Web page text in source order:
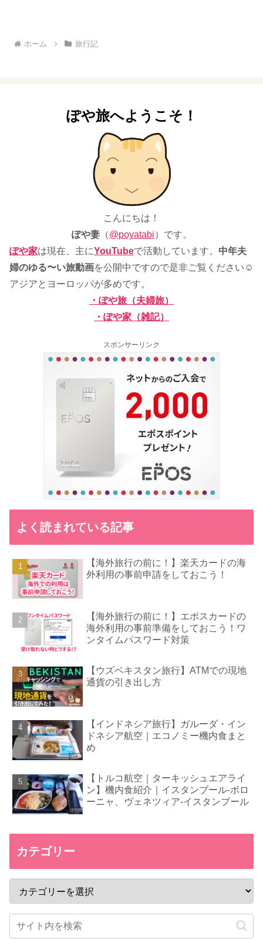
ホーム 旅行記
ぽや旅へようこそ！
こんにちは！
ぽや妻（@poyatabi）です。
ぽや家は現在、主にYouTubeで活動しています。 中年夫
婦のゆる〜い旅動画を公開中ですので是非ご覧ください☺
アジアとヨーロッパが多めです。
・ぽや旅（夫婦旅）
・ぽや家（雑記）
スポンサーリンク
よく読まれている記事
【海外旅行の前に！】楽天カードの海
外利用の事前申請をしておこう！
【海外旅行の前に！】エポスカードの
海外利用の事前準備をしておこう！ワ
ンタイムパスワード対策
【ウズベキスタン旅行】ATMでの現地
通貨の引き出し方
【インドネシア旅行】ガルーダ・イン
ドネシア航空｜エコノミー機内食まと
め
【トルコ航空｜ターキッシュエアライ
ン】機内食紹介｜イスタンブール-ボロ
ーニャ、ヴェネツィア-イスタンブール
カテゴリー